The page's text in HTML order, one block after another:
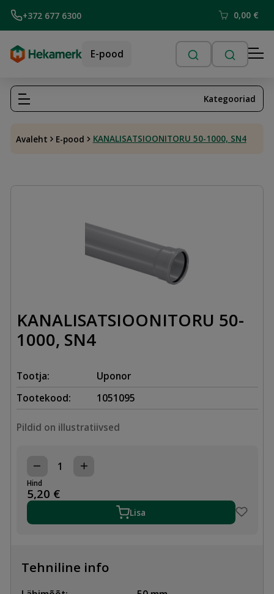
+372 677 6300 0,00 €
E-pood
Avaleht E-pood KANALISATSIOONITORU 50-1000, SN4
Kategooriad
KANALISATSIOONITORU 50-
1000, SN4
Tootja:
Uponor
Tootekood:
1051095
Pildid on illustratiivsed
KANALISATSIOONITORU
50-
1000,
SN4
Hind
5,20 €
Lisa
Tehniline info